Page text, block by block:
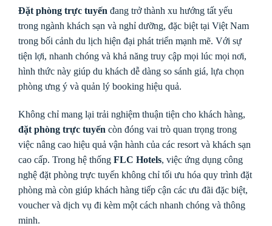
Đặt phòng trực tuyến đang trở thành xu hướng tất yếu
trong ngành khách sạn và nghỉ dưỡng, đặc biệt tại Việt Nam
trong bối cảnh du lịch hiện đại phát triển mạnh mẽ. Với sự
tiện lợi, nhanh chóng và khả năng truy cập mọi lúc mọi nơi,
hình thức này giúp du khách dễ dàng so sánh giá, lựa chọn
phòng ưng ý và quản lý booking hiệu quả.
Không chỉ mang lại trải nghiệm thuận tiện cho khách hàng,
đặt phòng trực tuyến còn đóng vai trò quan trọng trong
việc nâng cao hiệu quả vận hành của các resort và khách sạn
cao cấp. Trong hệ thống FLC Hotels, việc ứng dụng công
nghệ đặt phòng trực tuyến không chỉ tối ưu hóa quy trình đặt
phòng mà còn giúp khách hàng tiếp cận các ưu đãi đặc biệt,
voucher và dịch vụ đi kèm một cách nhanh chóng và thông
minh.